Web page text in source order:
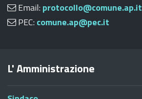
Email: protocollo@comune.ap.it
PEC: comune.ap@pec.it
L' Amministrazione